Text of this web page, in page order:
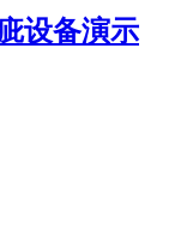
设备演示